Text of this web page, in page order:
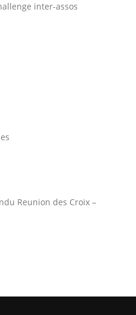
inter-assos
Reunion des Croix –